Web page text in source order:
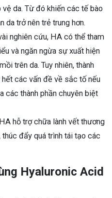
da. Từ đó khiến các tế bào
da trở nên trẻ trung hơn.
nghiên cứu, HA có thể tham
và ngăn ngừa sự xuất hiện
trên da. Tuy nhiên, thành
các vấn đề về sắc tố nếu
các thành phần chuyên biệt
HA hỗ trợ chữa lành vết thương
đẩy quá trình tái tạo các
Hyaluronic Acid